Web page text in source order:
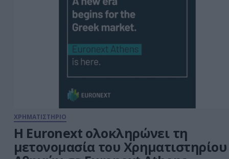
ΧΡΗΜΑΤΙΣΤΗΡΙΟ
Η Euronext ολοκληρώνει τη
μετονομασία του Χρηματιστηρίου